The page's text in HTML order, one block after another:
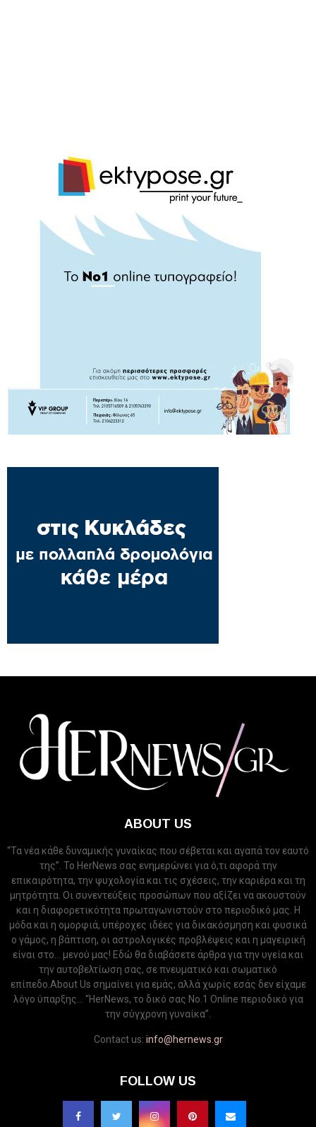
ABOUT US
“Τα νέα κάθε δυναμικής γυναίκας που σέβεται και αγαπά τον εαυτό
της”. Το HerNews σας ενημερώνει για ό,τι αφορά την
επικαιρότητα, την ψυχολογία και τις σχέσεις, την καριέρα και τη
μητρότητα. Οι συνεντεύξεις προσώπων που αξίζει να ακουστούν
και η διαφορετικότητα πρωταγωνιστούν στο περιοδικό μας. Η
μόδα και η ομορφιά, υπέροχες ιδέες για δικακόσμηση και φυσικά
ο γάμος, η βάπτιση, οι αστρολογικές προβλέψεις και η μαγειρική
είναι στο... μενού μας! Εδώ θα διαβάσετε άρθρα για την υγεία και
την αυτοβελτίωση σας, σε πνευματικό και σωματικό
επίπεδο.About Us σημαίνει για εμάς, αλλά χωρίς εσάς δεν είχαμε
λόγο ύπαρξης... “HerNews, το δικό σας Νo.1 Online περιοδικό για
την σύγχρονη γυναίκα”.
Contact us: info@hernews.gr
FOLLOW US